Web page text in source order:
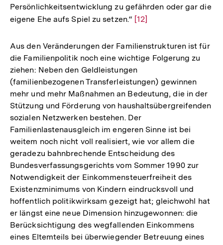
Persönlichkeitsentwicklung zu gefährden oder gar die
eigene Ehe aufs Spiel zu setzen.“ Zur
der
Fußnote
[12]
Aus den Veränderungen der Familienstrukturen ist für
die Familienpolitik noch eine wichtige Folgerung zu
ziehen: Neben den Geldleistungen
(familienbezogenen Transferleistungen) gewinnen
mehr und mehr Maßnahmen an Bedeutung, die in der
Stützung und Förderung von haushaltsübergreifenden
sozialen Netzwerken bestehen. Der
Familienlastenausgleich im engeren Sinne ist bei
weitem noch nicht voll realisiert, wie vor allem die
geradezu bahnbrechende Entscheidung des
Bundesverfassungsgerichts vom Sommer 1990 zur
Notwendigkeit der Einkommensteuerfreiheit des
Existenzminimums von Kindern eindrucksvoll und
hoffentlich politikwirksam gezeigt hat; gleichwohl hat
er längst eine neue Dimension hinzugewonnen: die
Berücksichtigung des wegfallenden Einkommens
eines Eltemteils bei überwiegender Betreuung eines